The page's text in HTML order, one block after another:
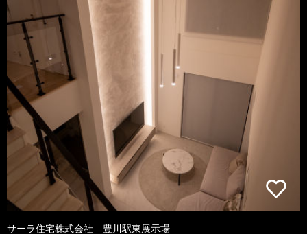
サーラ住宅株式会社 豊川駅東展示場